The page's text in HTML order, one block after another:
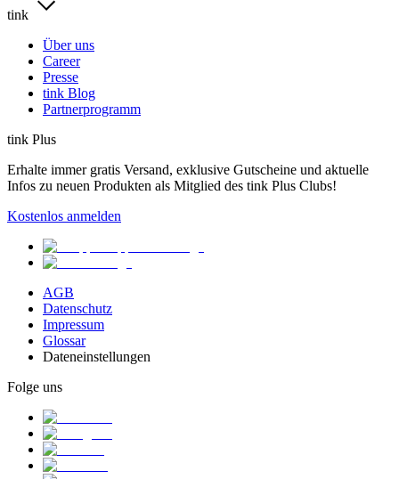
tink
Über uns
Career
Presse
tink Blog
Partnerprogramm
tink Plus
Erhalte immer gratis Versand, exklusive Gutscheine und aktuelle
Infos zu neuen Produkten als Mitglied des tink Plus Clubs!
Kostenlos anmelden
AGB
Datenschutz
Impressum
Glossar
Dateneinstellungen
Folge uns